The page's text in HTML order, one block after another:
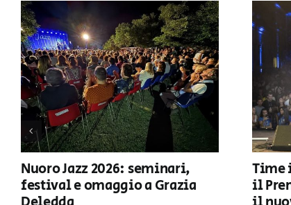
Nuoro Jazz 2026: seminari,
festival e omaggio a Grazia
Time
il